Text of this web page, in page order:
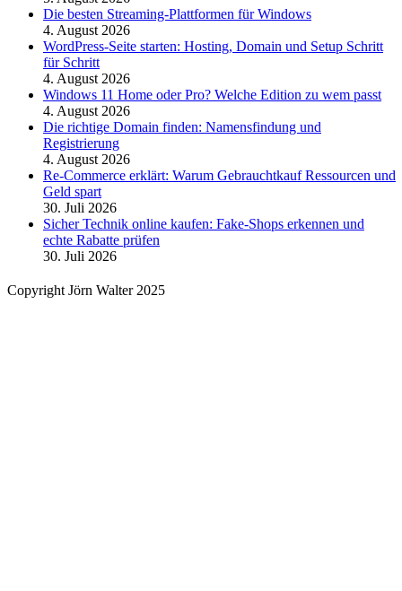
Die besten Streaming-Plattformen für Windows
4. August 2026
WordPress-Seite starten: Hosting, Domain und Setup Schritt
für Schritt
4. August 2026
Windows 11 Home oder Pro? Welche Edition zu wem passt
4. August 2026
Die richtige Domain finden: Namensfindung und
Registrierung
4. August 2026
Re-Commerce erklärt: Warum Gebrauchtkauf Ressourcen und
Geld spart
30. Juli 2026
Sicher Technik online kaufen: Fake-Shops erkennen und
echte Rabatte prüfen
30. Juli 2026
Copyright Jörn Walter 2025